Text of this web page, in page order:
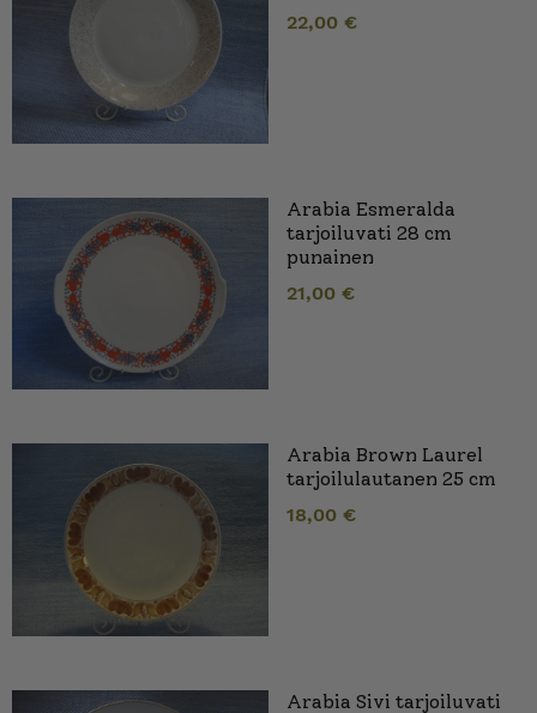
22,00 €
Arabia Esmeralda
tarjoiluvati 28 cm
punainen
21,00 €
Arabia Brown Laurel
tarjoilulautanen 25 cm
18,00 €
Arabia Sivi tarjoiluvati